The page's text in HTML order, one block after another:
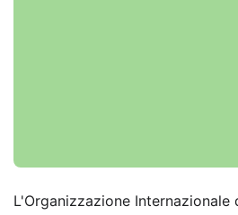
L'Organizzazione Internazionale